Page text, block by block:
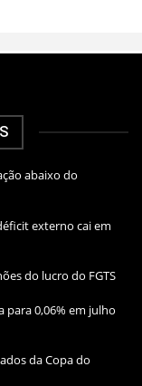
abaixo do
externo cai em
do lucro do FGTS
para 0,06% em julho
da Copa do